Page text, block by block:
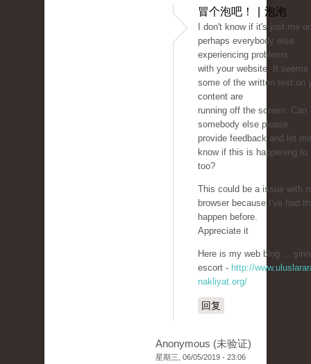
冒个泡吧！ | 泡泡
I don't know if it's just me
perhaps everybody else
experiencing problems
with your website. It seems
some of the written text on
content are
running off the screen. Can
somebody else please
provide feedback and let me
know if this is happening to
too?
This could be a issue with
browser because I've had
happen before.
Appreciate it
Here is my web blog ...
escort - http://
nakliyat.org/
回复
Anonymous (未验证)
星期三, 06/05/2019 - 23:06